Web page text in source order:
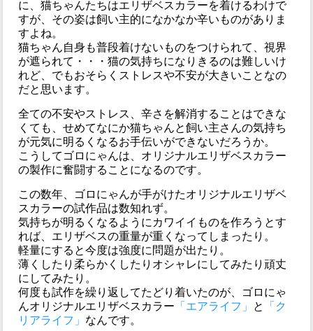
に、猫ちゃんたちはエリザベスカラーを着けるわけで
すが、その姿は飼い主的になかなか辛いものがありま
すよね。
猫ちゃん自身も普段着けないものをつけられて、視界
が遮られて・・・猫の気持ちになりきるのは難しいけ
れど、でもおそらくストレスや不安が大きいことなの
だと思います。
全ての不安やストレス、辛さを解消することはできな
くても、せめてなにか猫ちゃんと飼い主さんの気持ち
が元気に明るくなるお手伝いができないだろうか。
こうしてゴロにゃんは、オリジナルエリザベスカラー
の製作に奮闘することになるのです。
この数年、ゴロにゃんが手がけたオリジナルエリザベ
スカラーの試作品は数知れず。
気持ちが明るくなるようにカワイイものを作ろうとす
れば、エリザベスの重量が重くなってしまったり。
軽量にすると今度は強度に問題が出たり。
薄くしたり柔らかくしたりオシャレにしてみたり頑丈
にしてみたり。
何度も試作を繰り返してたどり着いたのが、ゴロにゃ
んオリジナルエリザベスカラー 「エアライフ」 と
「ク
リアライフ」 なんです。